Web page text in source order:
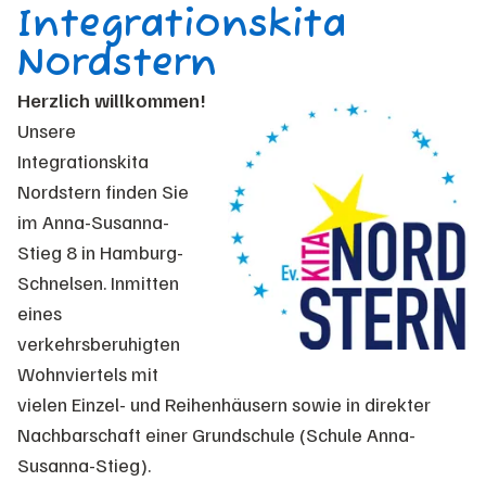
Integrationskita
Nordstern
Herzlich willkommen!
Unsere
Integrationskita
Nordstern finden Sie
im Anna-Susanna-
Stieg 8 in Hamburg-
Schnelsen. Inmitten
eines
verkehrsberuhigten
Wohnviertels mit
vielen Einzel- und Reihenhäusern sowie in direkter
Nachbarschaft einer Grundschule (Schule Anna-
Susanna-Stieg).